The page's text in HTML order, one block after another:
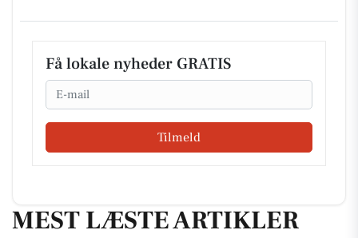
Få lokale nyheder GRATIS
Email
Tilmeld
MEST LÆSTE ARTIKLER